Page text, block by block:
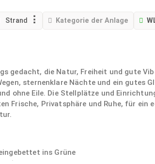
Strand Kategorie der Anlage
gedacht, die Natur, Freiheit und gute
sternenklare Nächte und ein gutes
ohne Eile. Die Stellplätze und
Frische, Privatsphäre und Ruhe, für ein
ins Grüne